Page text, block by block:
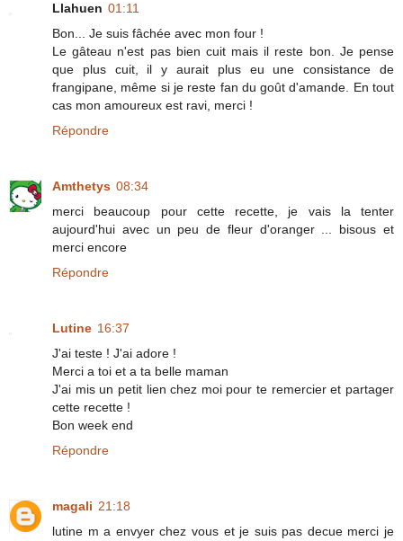
Llahuen 01:11
Bon... Je suis fâchée avec mon four !
Le gâteau n'est pas bien cuit mais il reste bon. Je pense
que plus cuit, il y aurait plus eu une consistance de
frangipane, même si je reste fan du goût d'amande. En tout
cas mon amoureux est ravi, merci !
Répondre
Amthetys 08:34
merci beaucoup pour cette recette, je vais la tenter
aujourd'hui avec un peu de fleur d'oranger ... bisous et
merci encore
Répondre
Lutine 16:37
J'ai teste ! J'ai adore !
Merci a toi et a ta belle maman
J'ai mis un petit lien chez moi pour te remercier et partager
cette recette !
Bon week end
Répondre
magali 21:18
lutine m a envyer chez vous et je suis pas decue merci je